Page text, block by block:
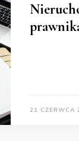
21 CZERWCA